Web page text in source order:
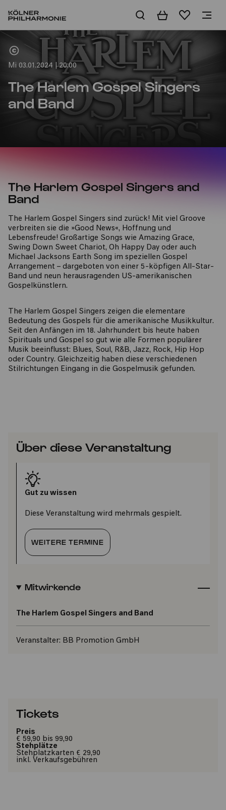
WarenkorbMerkliste
Home
Mi 03.01.2024 | 20:00
The Harlem Gospel Singers
and Band
The Harlem Gospel Singers and
Band
The Harlem Gospel Singers sind zurück! Mit viel Groove
verbreiten sie die »Good News«, Hoffnung und
Lebensfreude! Großartige Songs wie Amazing Grace,
Swing Down Sweet Chariot, Oh Happy Day oder auch
Michael Jacksons Earth Song im speziellen Gospel
Arrangement – dargeboten von einer 5-köpfigen All-Star-
Band und neun herausragenden US-amerikanischen
Gospelkünstlern.
The Harlem Gospel Singers zeigen die elementare
Bedeutung des Gospels für die amerikanische Musikkultur.
Seit den Anfängen im 18. Jahrhundert bis heute haben
Spirituals und Gospel so gut wie alle Formen populärer
Musik beeinflusst: Blues, Soul, R&B, Jazz, Rock, Hip Hop
oder Country. Gleichzeitig haben diese verschiedenen
Stilrichtungen Eingang in die Gospelmusik gefunden.
Über diese Veranstaltung
Gut zu wissen
Diese Veranstaltung wird mehrmals gespielt.
WEITERE TERMINE
Mitwirkende
The Harlem Gospel Singers and Band
Veranstalter: BB Promotion GmbH
Tickets
Preis
€ 59,90 bis 99,90
Stehplätze
Stehplatzkarten € 29,90
inkl. Verkaufsgebühren